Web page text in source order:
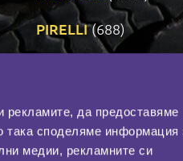
рекламите, да предоставяме
споделяме информация
медии, рекламните си
PIRELLI (688)
Социална